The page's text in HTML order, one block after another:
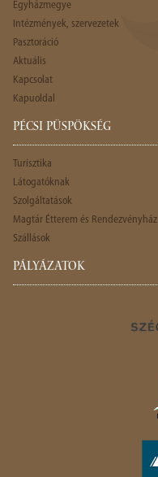
Egyházmegye
Intézmények, szervezetek
Pasztoráció
Aktuális
Kapcsolat
Kapuoldal
PÉCSI PÜSPÖKSÉG
Turisztika
Látogatóknak
Szolgáltatások
Magtár Étterem és Rendezvényház
Szállások
PÁLYÁZATOK